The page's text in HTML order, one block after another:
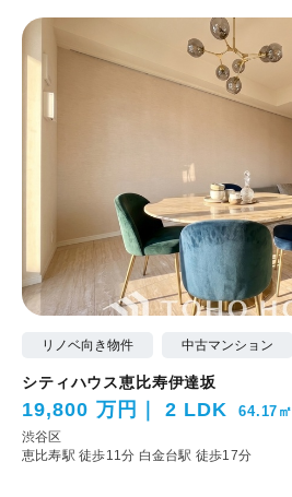
リノベ向き物件 中古マンション
シティハウス恵比寿伊達坂
19,800 万円 2 LDK 64.17㎡
渋谷区
恵比寿駅 徒歩11分 白金台駅 徒歩17分